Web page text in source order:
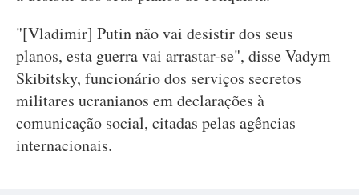
"[Vladimir] Putin não vai desistir dos seus
planos, esta guerra vai arrastar-se", disse Vadym
Skibitsky, funcionário dos serviços secretos
militares ucranianos em declarações à
comunicação social, citadas pelas agências
internacionais.